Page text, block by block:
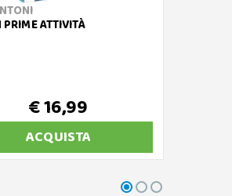
PRIME ATTIVITÀ
€ 16,99
ACQUISTA